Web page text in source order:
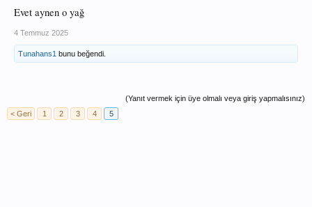
Evet aynen o yağ
4 Temmuz 2025
Tunahans1 bunu beğendi.
(Yanıt vermek için üye olmalı veya giriş yapmalısınız)
< Geri
1 2 3 4 5